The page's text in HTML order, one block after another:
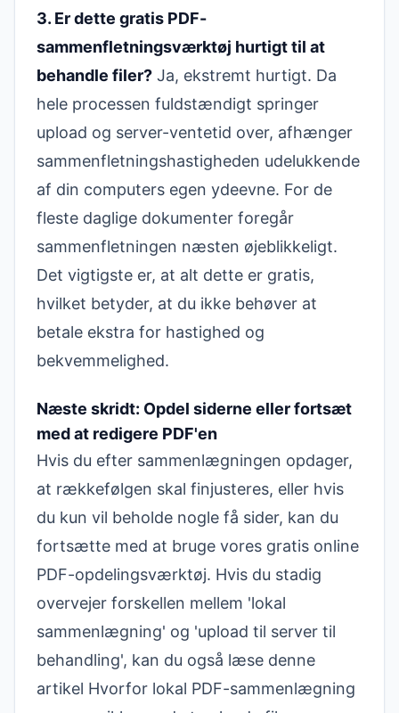
3. Er dette gratis PDF-
sammenfletningsværktøj hurtigt til at
behandle filer? Ja, ekstremt hurtigt. Da
hele processen fuldstændigt springer
upload og server-ventetid over, afhænger
sammenfletningshastigheden udelukkende
af din computers egen ydeevne. For de
fleste daglige dokumenter foregår
sammenfletningen næsten øjeblikkeligt.
Det vigtigste er, at alt dette er gratis,
hvilket betyder, at du ikke behøver at
betale ekstra for hastighed og
bekvemmelighed.
Næste skridt: Opdel siderne eller fortsæt
med at redigere PDF'en
Hvis du efter sammenlægningen opdager,
at rækkefølgen skal finjusteres, eller hvis
du kun vil beholde nogle få sider, kan du
fortsætte med at bruge vores gratis online
PDF-opdelingsværktøj. Hvis du stadig
overvejer forskellen mellem 'lokal
sammenlægning' og 'upload til server til
behandling', kan du også læse denne
artikel Hvorfor lokal PDF-sammenlægning